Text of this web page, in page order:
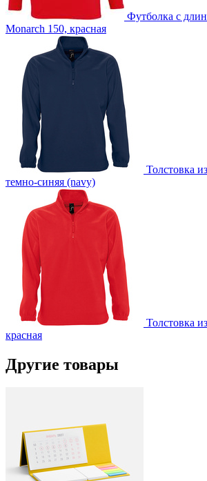
Футболка с
Monarch 150, красная
Толстовка
темно-синяя (navy)
Толстовка
красная
Другие товары